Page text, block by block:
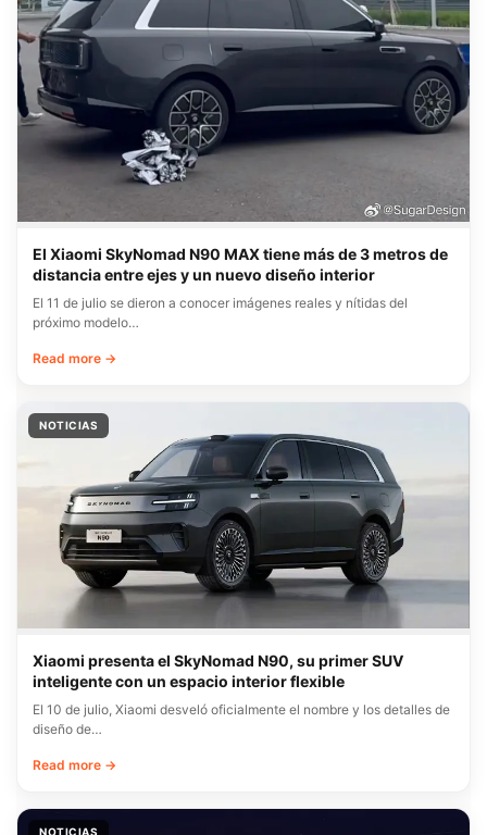
El Xiaomi SkyNomad N90 MAX tiene más de 3 metros de
distancia entre ejes y un nuevo diseño interior
El 11 de julio se dieron a conocer imágenes reales y nítidas del
próximo modelo…
Read more →
NOTICIAS
Xiaomi presenta el SkyNomad N90, su primer SUV
inteligente con un espacio interior flexible
El 10 de julio, Xiaomi desveló oficialmente el nombre y los detalles de
diseño de…
Read more →
NOTICIAS